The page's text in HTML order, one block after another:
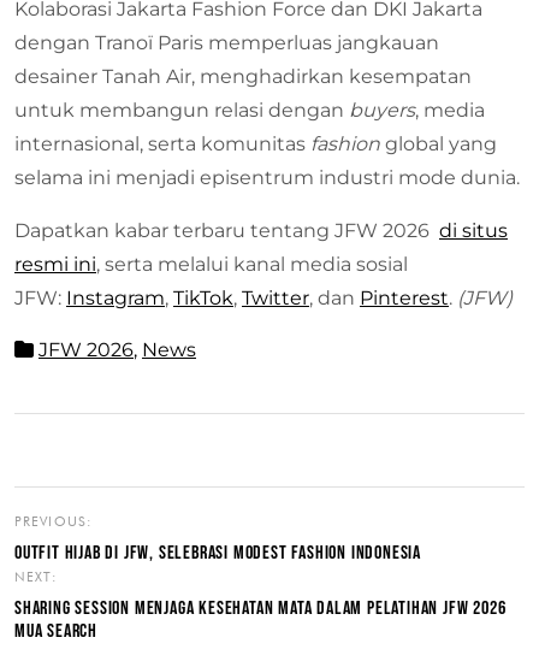
Kolaborasi Jakarta Fashion Force dan DKI Jakarta
dengan Tranoï Paris memperluas jangkauan
desainer Tanah Air, menghadirkan kesempatan
untuk membangun relasi dengan buyers, media
internasional, serta komunitas fashion global yang
selama ini menjadi episentrum industri mode dunia.
Dapatkan kabar terbaru tentang JFW 2026 di situs
resmi ini, serta melalui kanal media sosial
JFW: Instagram, TikTok, Twitter, dan Pinterest. (JFW)
JFW 2026, News
PREVIOUS:
OUTFIT HIJAB DI JFW, SELEBRASI MODEST FASHION INDONESIA
NEXT:
SHARING SESSION MENJAGA KESEHATAN MATA DALAM PELATIHAN JFW 2026
MUA SEARCH